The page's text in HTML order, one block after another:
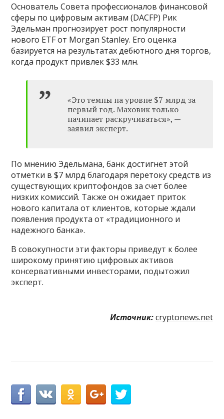
Основатель Совета профессионалов финансовой
сферы по цифровым активам (DACFP) Рик
Эдельман прогнозирует рост популярности
нового ETF от Morgan Stanley. Его оценка
базируется на результатах дебютного дня торгов,
когда продукт привлек $33 млн.
«Это темпы на уровне $7 млрд за
первый год. Маховик только
начинает раскручиваться», —
заявил эксперт.
По мнению Эдельмана, банк достигнет этой
отметки в $7 млрд благодаря перетоку средств из
существующих криптофондов за счет более
низких комиссий. Также он ожидает приток
нового капитала от клиентов, которые ждали
появления продукта от «традиционного и
надежного банка».
В совокупности эти факторы приведут к более
широкому принятию цифровых активов
консервативными инвесторами, подытожил
эксперт.
Источник: cryptonews.net